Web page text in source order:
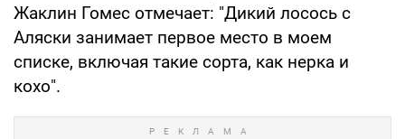
Жаклин Гомес отмечает: "Дикий лосось с
Аляски занимает первое место в моем
списке, включая такие сорта, как нерка и
кохо".